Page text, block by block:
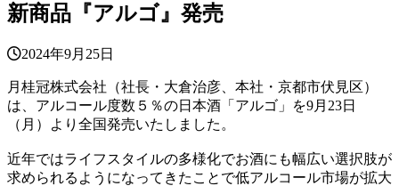
新商品『アルゴ』発売
2024年9月25日
月桂冠株式会社（社長・大倉治彦、本社・京都市伏見区）
は、アルコール度数５％の日本酒「アルゴ」を9月23日
（月）より全国発売いたしました。
近年ではライフスタイルの多様化でお酒にも幅広い選択肢が
求められるようになってきたことで低アルコール市場が拡大